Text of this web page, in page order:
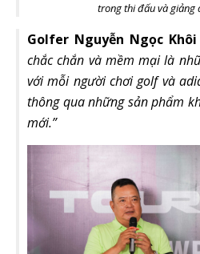
trong thi đấu và giảng
Golfer Nguyễn Ngọc Khôi
chắc chắn và mềm mại là
với mỗi người chơi golf và
thông qua những sản phẩm
mới.”